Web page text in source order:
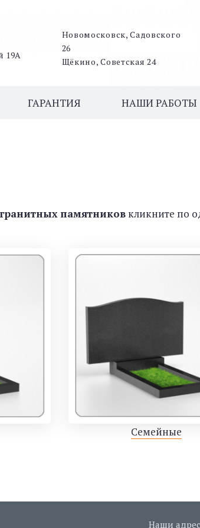
19А
Новомосковск, Садовского
26
Щёкино, Советская 24
ГАРАНТИЯ НАШИ РАБОТЫ
гранитных памятников кликните по
Семейные
Наши